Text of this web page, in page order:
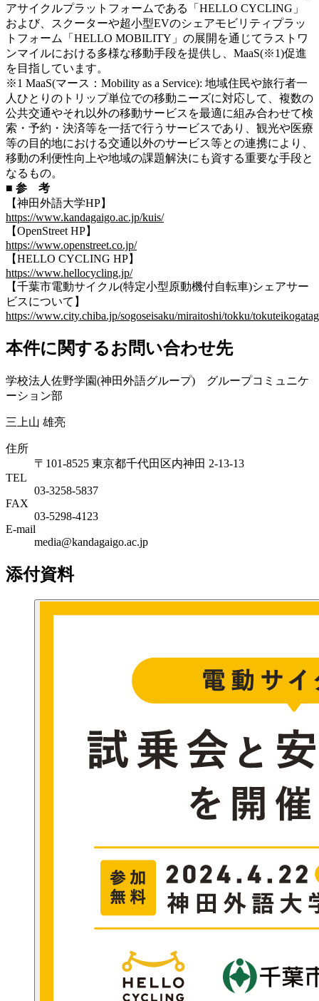
アサイクルプラットフォームである「HELLO CYCLING」
および、スクーターや超小型EVのシェアモビリティプラッ
トフォーム「HELLO MOBILITY」の展開を通じてラストワ
ンマイルにおける多様な移動手段を提供し、MaaS(※1)促進
を目指しています。
※1 MaaS(マース：Mobility as a Service): 地域住民や旅行者一
人ひとりのトリップ単位での移動ニーズに対応して、複数の
公共交通やそれ以外の移動サービスを最適に組み合わせて検
索・予約・決済等を一括で行うサービスであり、観光や医療
等の目的地における交通以外のサービス等との連携により、
移動の利便性向上や地域の課題解決にも資する重要な手段と
なるもの。
■ 参 考
【神田外語大学HP】
https://www.kandagaigo.ac.jp/kuis/
【OpenStreet HP】
https://www.openstreet.co.jp/
【HELLO CYCLING HP】
https://www.hellocycling.jp/
【千葉市電動サイクル(特定小型原動機付自転車)シェアサー
ビスについて】
https://www.city.chiba.jp/sogoseisaku/miraitoshi/tokku/
本件に関するお問い合わせ先
学校法人佐野学園(神田外語グループ) グループコミュニケ
ーション部
三上山 雄亮
住所
〒101-8525 東京都千代田区内神田 2-13-13
TEL
03-3258-5837
FAX
03-5298-4123
E-mail
media@kandagaigo.ac.jp
添付資料